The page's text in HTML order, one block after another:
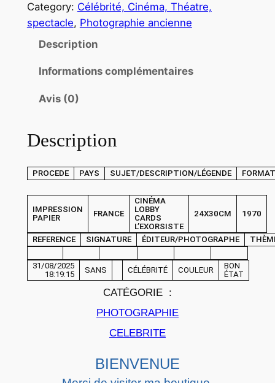
n
t
H
T
n
é
m
a
Category: Célébrité, Cinéma, Théatre,
spectacle, Photographie ancienne
Description
Informations complémentaires
Avis (0)
Description
PROCEDE PAYS SUJET/DESCRIPTION/LÉGENDE FORMAT
IMPRESSION
PAPIER
FRANCE
CINÉMA
LOBBY
CARDS
L’EXORSISTE
24X30CM 1970
REFERENCE SIGNATURE ÉDITEUR/PHOTOGRAPHE
31/08/2025
18:19:15
SANS CÉLÉBRITÉ COULEUR
BON
ÉTAT
CATÉGORIE :
PHOTOGRAPHIE
CELEBRITE
BIENVENUE